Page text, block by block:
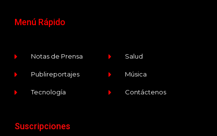
Menú Rápido
Notas de Prensa
Publireportajes
Tecnología
Salud
Música
Contáctenos
Suscripciones